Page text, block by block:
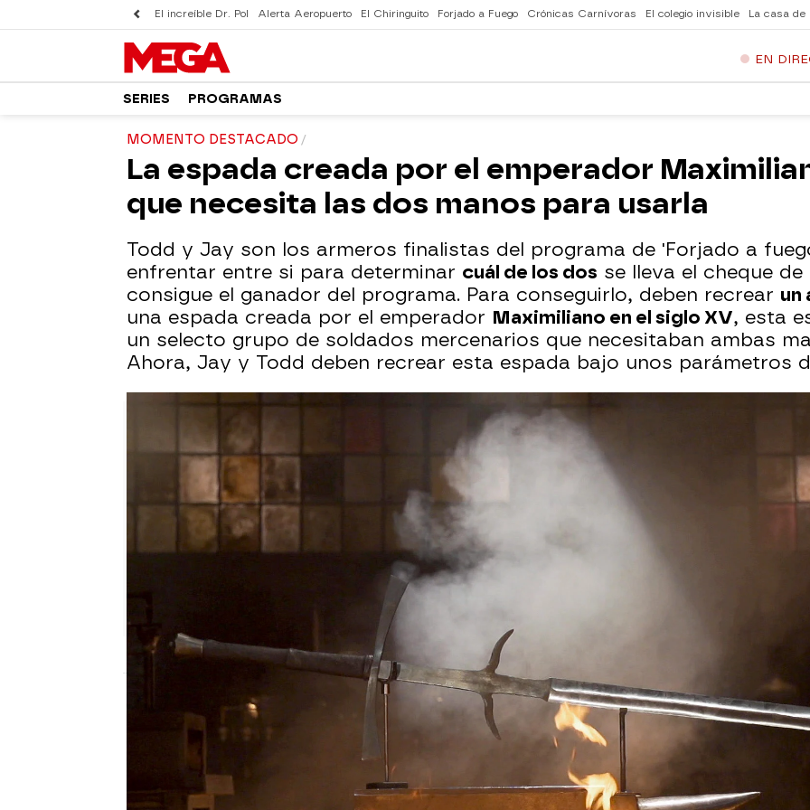
El increíble Dr. Pol Alerta Aeropuerto El Chiringuito Forjado a Fuego Crónicas Carnívoras El colegio invisible La casa de
EN
SERIES PROGRAMAS
MOMENTO DESTACADO
La espada creada por el emperador
que necesita las dos manos para usarla
Todd y Jay son los armeros finalistas del programa de 'Forjado a
enfrentar entre si para determinar cuál de los dos se lleva el cheque de
consigue el ganador del programa. Para conseguirlo, deben recrear un
una espada creada por el emperador Maximiliano en el siglo XV, esta
un selecto grupo de soldados mercenarios que necesitaban ambas
Ahora, Jay y Todd deben recrear esta espada bajo unos parámetros
Madrid
Publicado: 25 de febrero de 2020, 23:03
WhatsappFacebook
X
Forjado a fuego